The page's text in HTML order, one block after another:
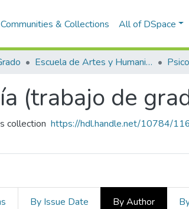
Communities & Collections All of DSpace
Escuela de Artes y Humanidades
(trabajo de
collection https://hdl.handle.net/10784/
By Issue Date By Author